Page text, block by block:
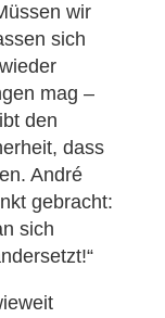
wir
sich
mag –
den
dass
André
gebracht:
sich